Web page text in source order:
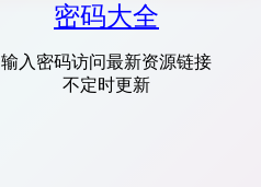
密码大全
输入密码访问最新资源链接
不定时更新